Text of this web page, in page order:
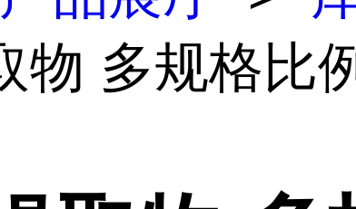
物 多规格比